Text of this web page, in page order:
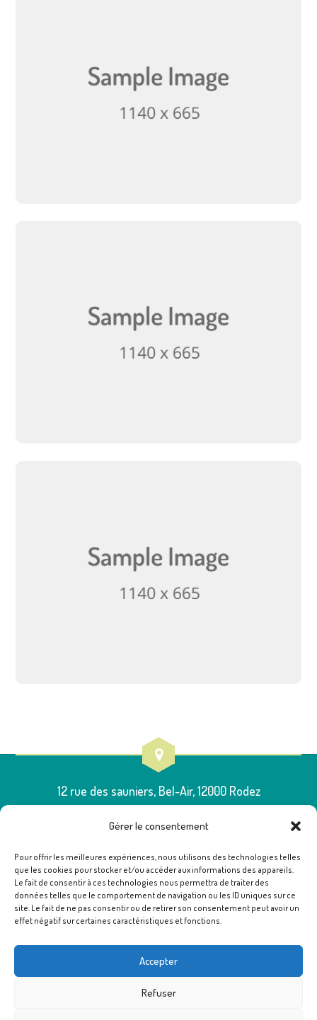
Gérer le consentement
Pour offrir les meilleures expériences, nous utilisons des technologies telles
que les cookies pour stocker et/ou accéder aux informations des appareils.
Le fait de consentir à ces technologies nous permettra de traiter des
données telles que le comportement de navigation ou les ID uniques sur ce
site. Le fait de ne pas consentir ou de retirer son consentement peut avoir un
effet négatif sur certaines caractéristiques et fonctions.
Accepter
Refuser
12 rue des sauniers, Bel-Air, 12000 Rodez
05 65 75 54 00
poleressources12@famillesrurales.org